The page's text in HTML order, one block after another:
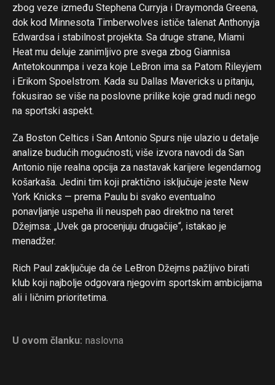
zbog veze između Stephena Curryja i Draymonda Greena,
dok kod Minnesota Timberwolves ističe talenat Anthonyja
Edwardsa i stabilnost projekta. Sa druge strane, Miami
Heat mu deluje zanimljivo pre svega zbog Giannisa
Antetokounmpa i veza koje LeBron ima sa Patom Rileyjem
i Erikom Spoelstrom. Kada su Dallas Mavericks u pitanju,
fokusirao se više na poslovne prilike koje grad nudi nego
na sportski aspekt.
Za Boston Celtics i San Antonio Spurs nije ulazio u detalje
analize budućih mogućnosti; više izvora navodi da San
Antonio nije realna opcija za nastavak karijere legendarnog
košarkaša. Jedini tim koji praktično isključuje jeste New
York Knicks — prema Paulu bi svako eventualno
ponavljanje uspeha ili neuspeh pao direktno na teret
Džejmsa: „Uvek ga procenjuju drugačije“, istakao je
menadžer.
Rich Paul zaključuje da će LeBron Džejms pažljivo birati
klub koji najbolje odgovara njegovim sportskim ambicijama
ali i ličnim prioritetima.
U ovom članku: naslovna
Pinterest
Email